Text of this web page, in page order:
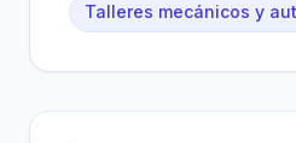
Talleres mecánicos y